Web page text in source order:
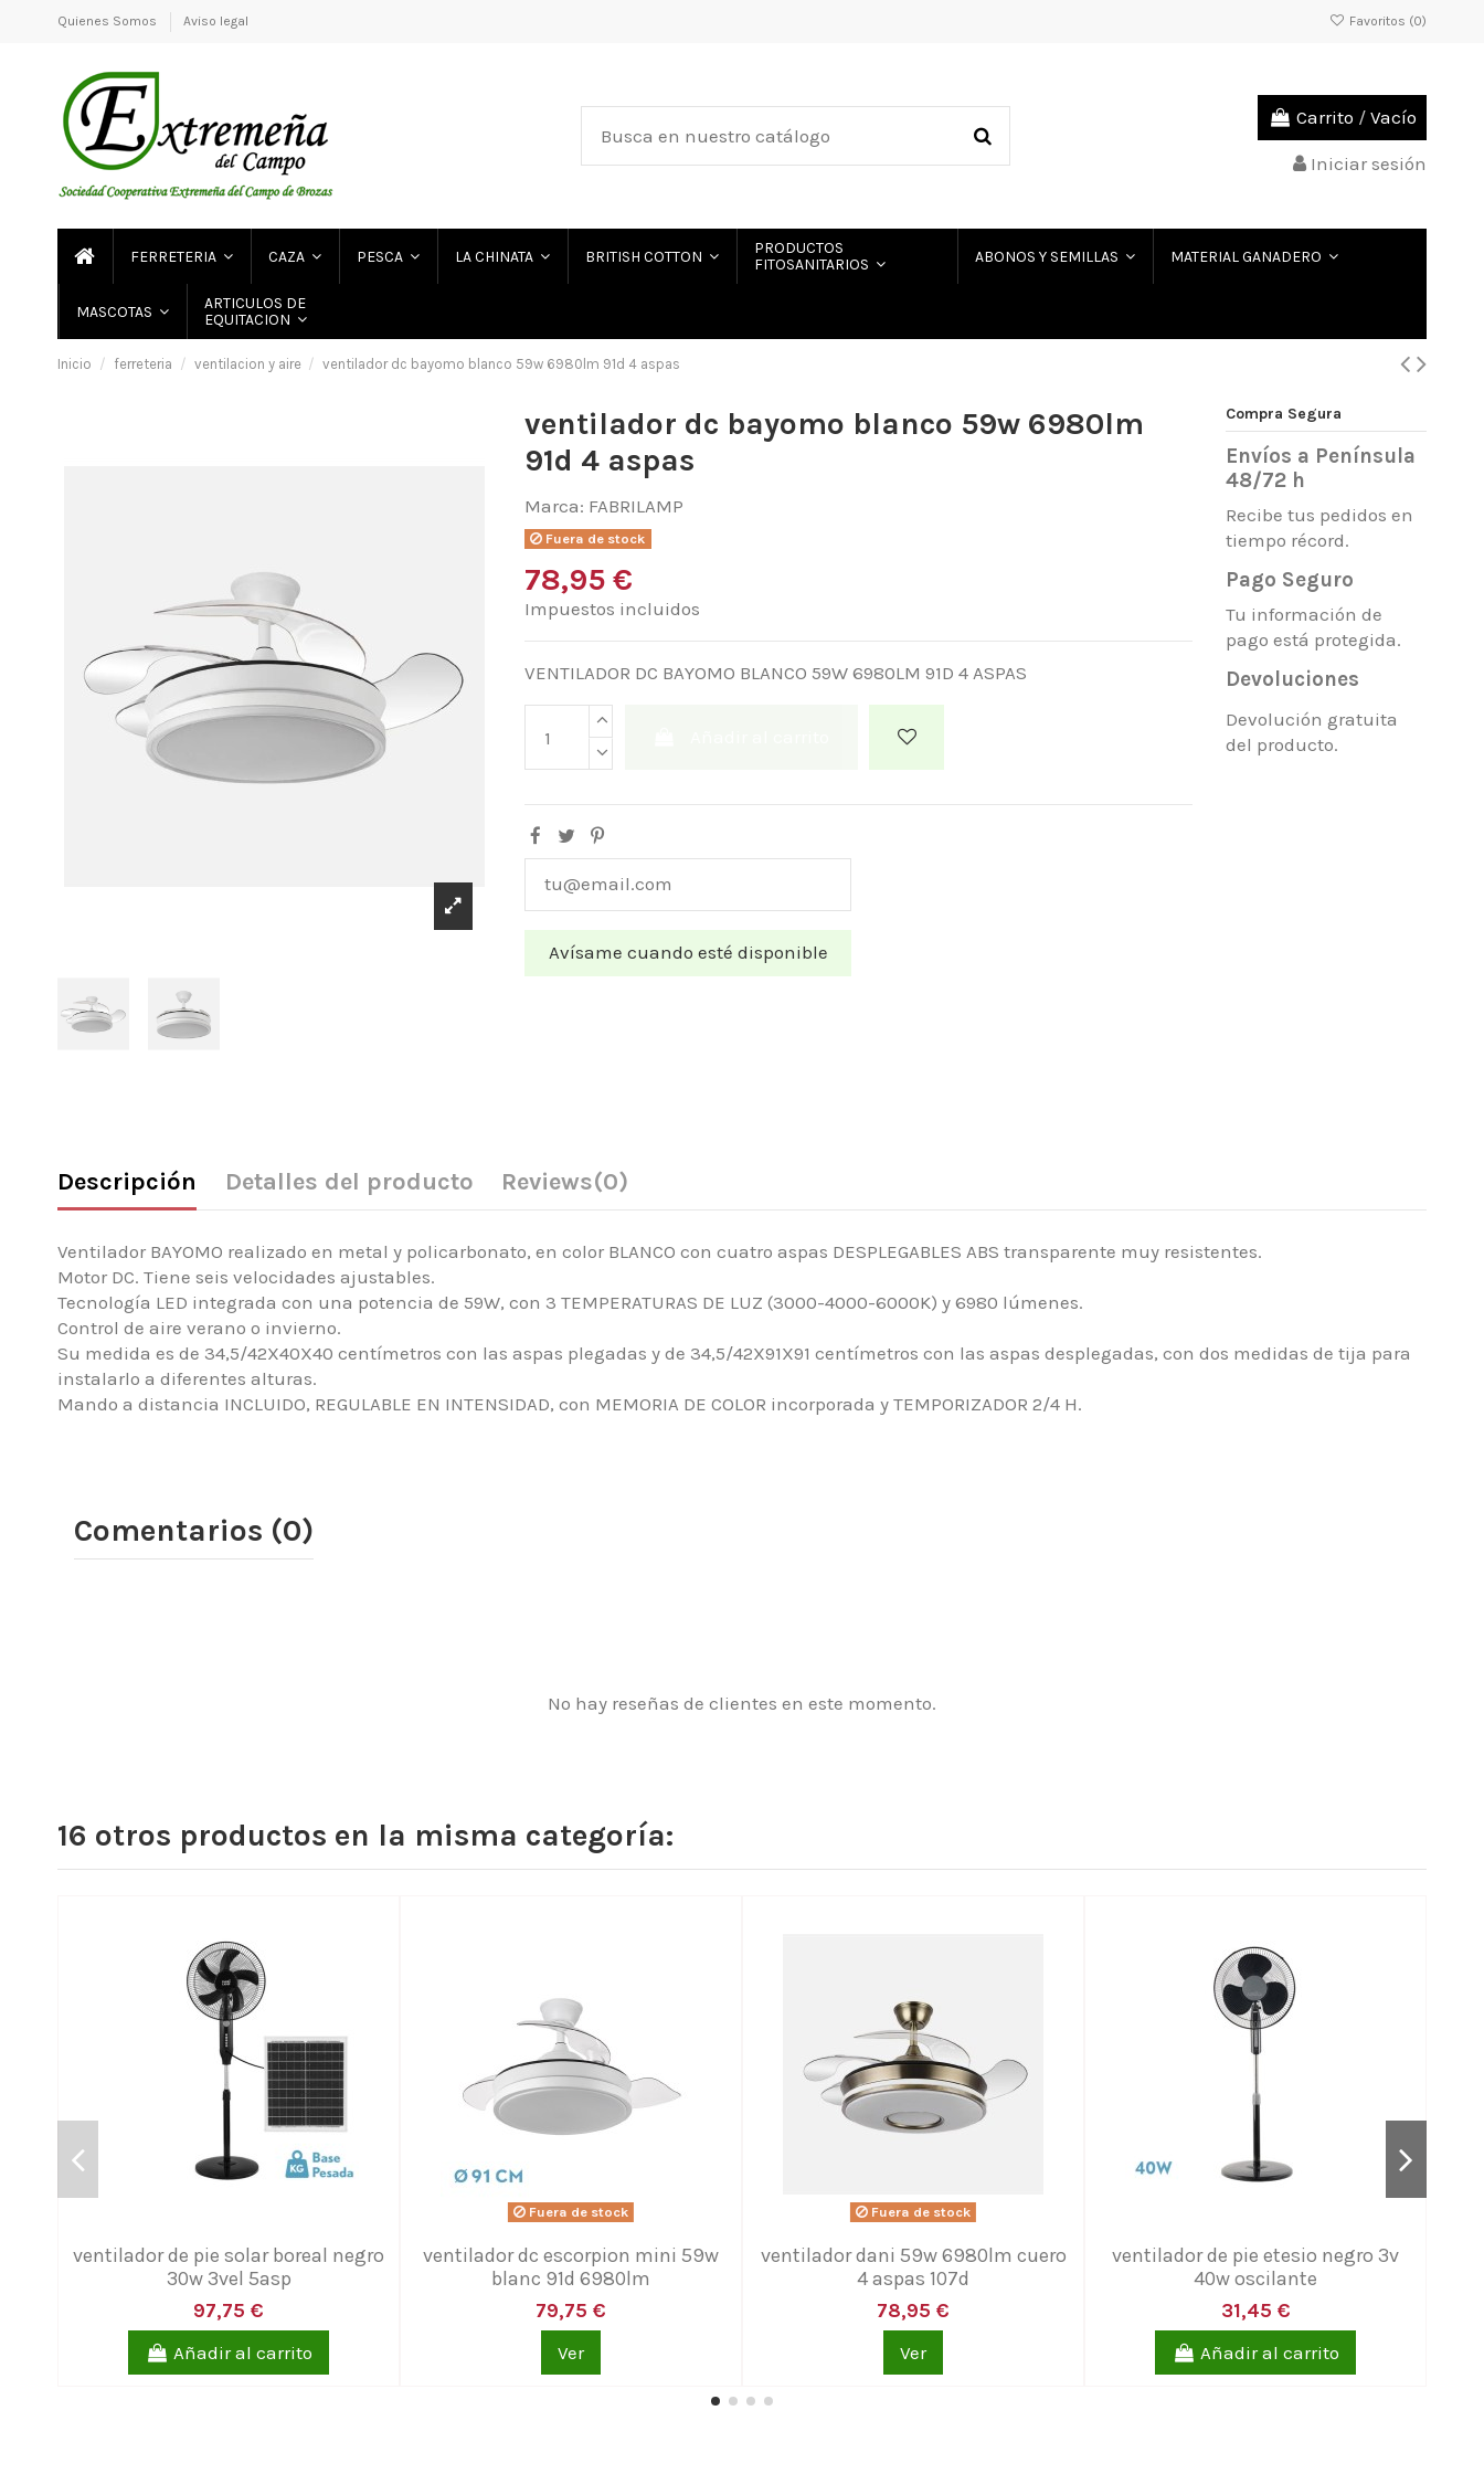
Quienes Somos Aviso legal Favoritos (0)
Carrito / Vacío
Iniciar sesión
FERRETERIA CAZA PESCA LA CHINATA BRITISH COTTON
PRODUCTOS
FITOSANITARIOS
ABONOS Y SEMILLAS MATERIAL GANADERO
MASCOTAS
ARTICULOS DE
EQUITACION
Inicio ferreteria ventilacion y aire ventilador dc bayomo blanco 59w 6980lm 91d 4 aspas
ventilador dc bayomo blanco 59w 6980lm
91d 4 aspas
Marca: FABRILAMP
Fuera de stock
78,95 €
Impuestos incluidos
VENTILADOR DC BAYOMO BLANCO 59W 6980LM 91D 4 ASPAS
Compra Segura
Envíos a Península
48/72 h
Recibe tus pedidos en
tiempo récord.
Pago Seguro
Tu información de
pago está protegida.
Devoluciones
Devolución gratuita
del producto.
Descripción Detalles del producto Reviews(0)
Ventilador BAYOMO realizado en metal y policarbonato, en color BLANCO con cuatro aspas DESPLEGABLES ABS transparente muy resistentes.
Motor DC. Tiene seis velocidades ajustables.
Tecnología LED integrada con una potencia de 59W, con 3 TEMPERATURAS DE LUZ (3000-4000-6000K) y 6980 lúmenes.
Control de aire verano o invierno.
Su medida es de 34,5/42X40X40 centímetros con las aspas plegadas y de 34,5/42X91X91 centímetros con las aspas desplegadas, con dos medidas de tija para
instalarlo a diferentes alturas.
Mando a distancia INCLUIDO, REGULABLE EN INTENSIDAD, con MEMORIA DE COLOR incorporada y TEMPORIZADOR 2/4 H.
Comentarios (0)
No hay reseñas de clientes en este momento.
16 otros productos en la misma categoría:
ventilador de pie solar boreal negro
30w 3vel 5asp
97,75 €
Añadir al carrito
Fuera de stock
ventilador dc escorpion mini 59w
blanc 91d 6980lm
79,75 €
Ver
Fuera de stock
ventilador dani 59w 6980lm cuero
4 aspas 107d
78,95 €
Ver
ventilador de pie etesio negro 3v
40w oscilante
31,45 €
Añadir al carrito